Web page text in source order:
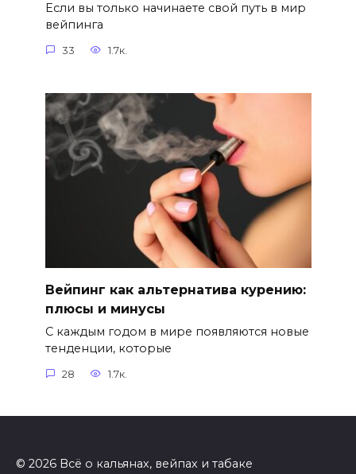
Если вы только начинаете свой путь в мир
вейпинга
33 1.7к.
Вейпинг как альтернатива курению:
плюсы и минусы
С каждым годом в мире появляются новые
тенденции, которые
28 1.7к.
© 2026 Всё о кальянах, вейпах и табаке